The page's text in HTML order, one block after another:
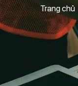
Trang chủ